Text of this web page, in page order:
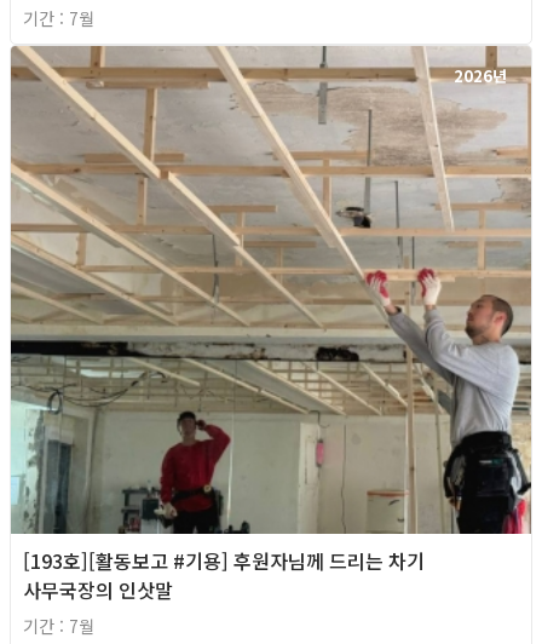
기간 : 7월
2026년
[193호][활동보고 #기용] 후원자님께 드리는 차기
사무국장의 인삿말
기간 : 7월